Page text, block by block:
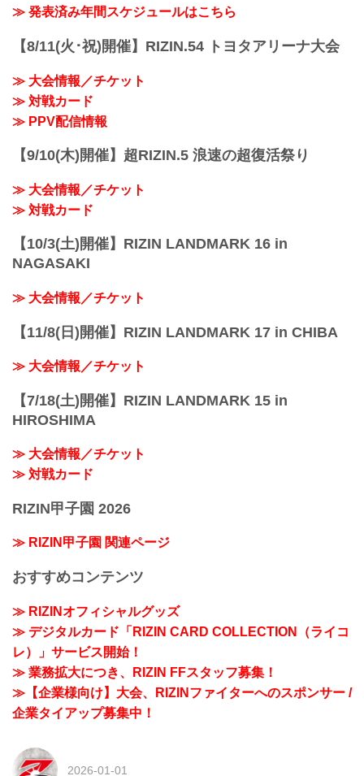
更等によりステージなど演出の一部が見
えにくいお席となる（以前の大会にてス
テージサイドS席31900円、ステージサイ
ドA席15400円のお席位置に該当する）お
ラス、ぴあをご利用のお客様につ...
≫ 発表済み年間スケジュールはこちら
【8/11(火･祝)開催】RIZIN.54 トヨタアリーナ大会
≫ 大会情報／チケット
≫ 対戦カード
≫ PPV配信情報
【9/10(木)開催】超RIZIN.5 浪速の超復活祭り
≫ 大会情報／チケット
≫ 対戦カード
【10/3(土)開催】RIZIN LANDMARK 16 in
NAGASAKI
≫ 大会情報／チケット
【11/8(日)開催】RIZIN LANDMARK 17 in CHIBA
≫ 大会情報／チケット
【7/18(土)開催】RIZIN LANDMARK 15 in
HIROSHIMA
≫ 大会情報／チケット
≫ 対戦カード
RIZIN甲子園 2026
≫ RIZIN甲子園 関連ページ
おすすめコンテンツ
≫ RIZINオフィシャルグッズ
≫ デジタルカード「RIZIN CARD COLLECTION（ライコ
レ）」サービス開始！
≫ 業務拡大につき、RIZIN FFスタッフ募集！
≫【企業様向け】大会、RIZINファイターへのスポンサー /
企業タイアップ募集中！
2026-01-01